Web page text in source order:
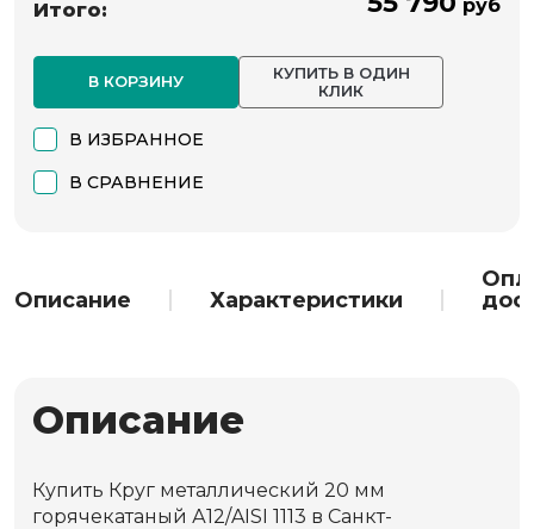
Итого: руб
В КОРЗИНУ
КУПИТЬ В ОДИН
КЛИК
В ИЗБРАННОЕ
В СРАВНЕНИЕ
Описание Характеристики
Описание
Купить Круг металлический 20 мм
горячекатаный А12/AISI 1113 в Санкт-